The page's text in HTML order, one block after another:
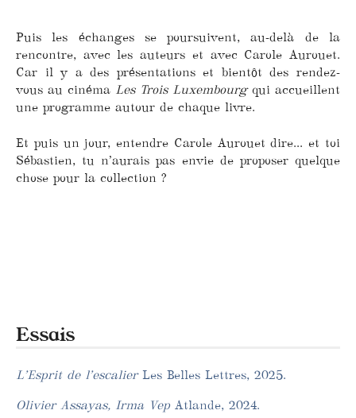
Puis les échanges se poursuivent, au-delà de la
rencontre, avec les auteurs et avec Carole Aurouet.
Car il y a des présentations et bientôt des rendez-
vous au cinéma Les Trois Luxembourgqui accueillent
une programme autour de chaque livre.
Et puis un jour, entendre Carole Aurouet dire... et toi
Sébastien, tu n’aurais pas envie de proposer quelque
chose pour la collection ?
Essais
L’Esprit de l’escalierLes Belles Lettres, 2025.
Olivier Assayas, Irma Vep Atlande, 2024.